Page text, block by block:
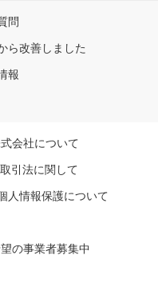
問
ら改善しました
報
会社について
引法に関して
人情報保護について
の事業者募集中